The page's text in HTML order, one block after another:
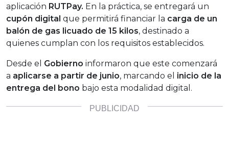
aplicación RUTPay. En la práctica, se entregará un
cupón digital que permitirá financiar la carga de un
balón de gas licuado de 15 kilos, destinado a
quienes cumplan con los requisitos establecidos.
Desde el Gobierno informaron que este comenzará
a aplicarse a partir de junio, marcando el inicio de la
entrega del bono bajo esta modalidad digital.